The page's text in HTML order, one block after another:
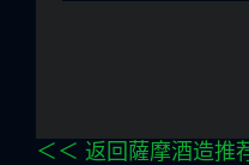
＜＜ 返回薩摩酒造推